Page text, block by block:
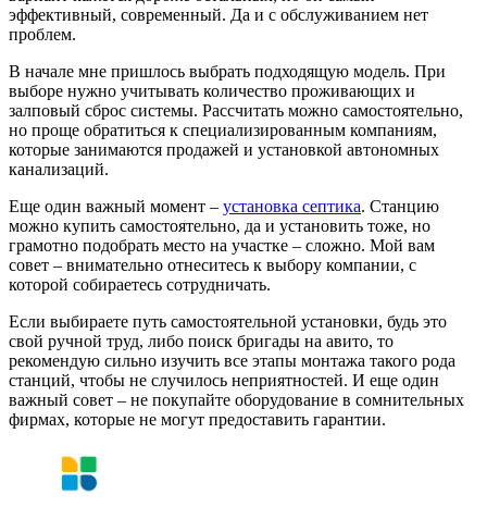
эффективный, современный. Да и с обслуживанием нет
проблем.
В начале мне пришлось выбрать подходящую модель. При
выборе нужно учитывать количество проживающих и
залповый сброс системы. Рассчитать можно самостоятельно,
но проще обратиться к специализированным компаниям,
которые занимаются продажей и установкой автономных
канализаций.
Еще один важный момент – установка септика. Станцию
можно купить самостоятельно, да и установить тоже, но
грамотно подобрать место на участке – сложно. Мой вам
совет – внимательно отнеситесь к выбору компании, с
которой собираетесь сотрудничать.
Если выбираете путь самостоятельной установки, будь это
свой ручной труд, либо поиск бригады на авито, то
рекомендую сильно изучить все этапы монтажа такого рода
станций, чтобы не случилось неприятностей. И еще один
важный совет – не покупайте оборудование в сомнительных
фирмах, которые не могут предоставить гарантии.